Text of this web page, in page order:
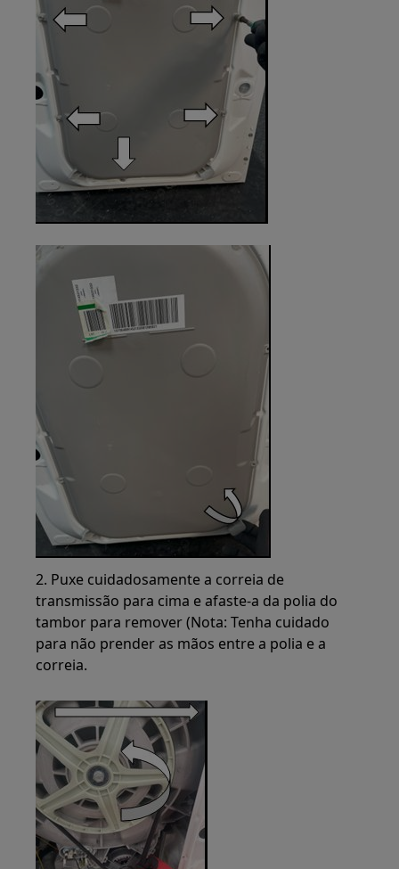
2. Puxe cuidadosamente a correia de
transmissão para cima e afaste-a da polia do
tambor para remover (Nota: Tenha cuidado
para não prender as mãos entre a polia e a
correia.